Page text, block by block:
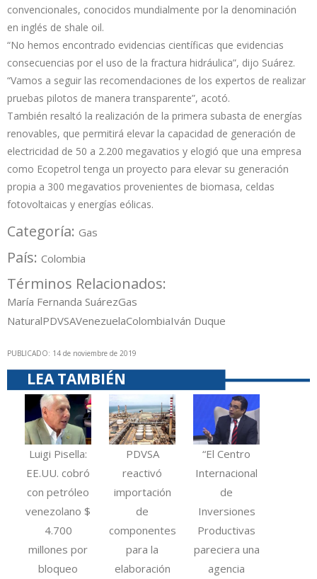
convencionales, conocidos mundialmente por la denominación
en inglés de shale oil.
“No hemos encontrado evidencias científicas que evidencias
consecuencias por el uso de la fractura hidráulica”, dijo Suárez.
“Vamos a seguir las recomendaciones de los expertos de realizar
pruebas pilotos de manera transparente”, acotó.
También resaltó la realización de la primera subasta de energías
renovables, que permitirá elevar la capacidad de generación de
electricidad de 50 a 2.200 megavatios y elogió que una empresa
como Ecopetrol tenga un proyecto para elevar su generación
propia a 300 megavatios provenientes de biomasa, celdas
fotovoltaicas y energías eólicas.
Categoría: Gas
País: Colombia
Términos Relacionados:
María Fernanda SuárezGas
NaturalPDVSAVenezuelaColombiaIván Duque
PUBLICADO: 14 de noviembre de 2019
LEA TAMBIÉN
Luigi Pisella:
EE.UU. cobró
con petróleo
venezolano $
4.700
millones por
bloqueo
PDVSA
reactivó
importación
de
componentes
para la
elaboración
“El Centro
Internacional
de
Inversiones
Productivas
pareciera una
agencia